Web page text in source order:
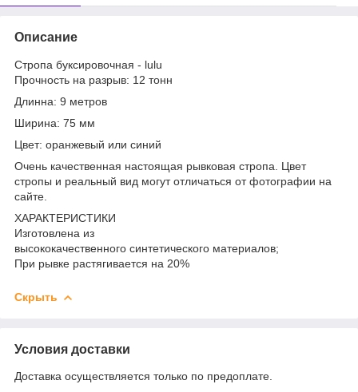
Описание
Стропа буксировочная - lulu
Прочность на разрыв: 12 тонн
Длинна: 9 метров
Ширина: 75 мм
Цвет: оранжевый или синий
Очень качественная настоящая рывковая стропа. Цвет
стропы и реальный вид могут отличаться от фотографии на
сайте.
ХАРАКТЕРИСТИКИ
Изготовлена из
высококачественного синтетического материалов;
При рывке растягивается на 20%
Скрыть
Условия доставки
Доставка осуществляется только по предоплате.